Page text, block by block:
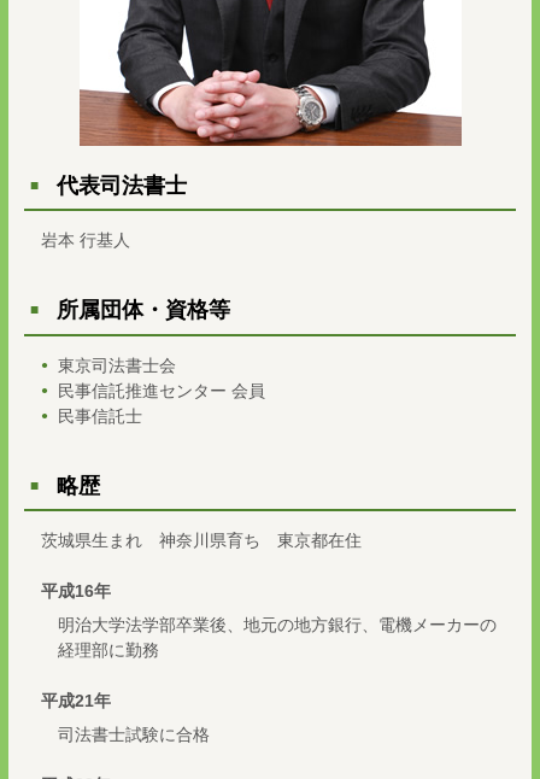
代表司法書士
岩本 行基人
所属団体・資格等
東京司法書士会
民事信託推進センター 会員
民事信託士
略歴
茨城県生まれ 神奈川県育ち 東京都在住
平成16年
明治大学法学部卒業後、地元の地方銀行、電機メーカーの
経理部に勤務
平成21年
司法書士試験に合格